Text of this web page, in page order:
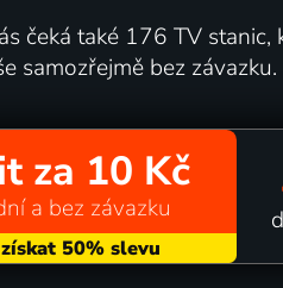
čeká také 176 TV
samozřejmě bez závazku.
za 10 Kč
a bez závazku